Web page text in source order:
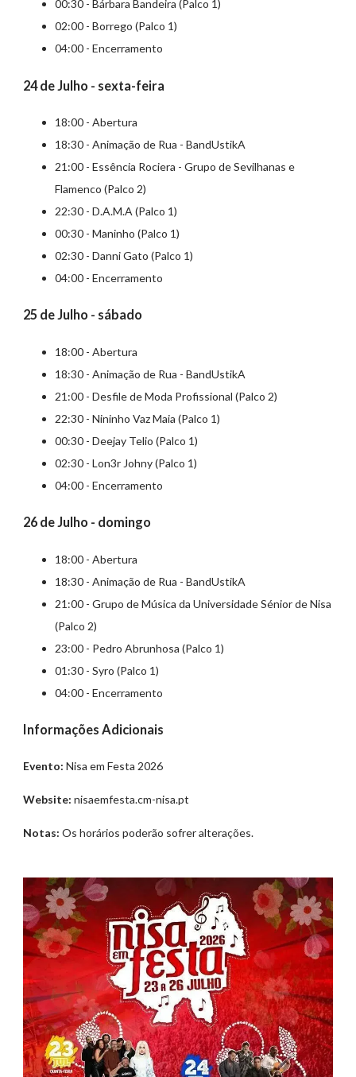
00:30 - Bárbara Bandeira (Palco 1)
02:00 - Borrego (Palco 1)
04:00 - Encerramento
24 de Julho - sexta-feira
18:00 - Abertura
18:30 - Animação de Rua - BandUstikA
21:00 - Essência Rociera - Grupo de Sevilhanas e
Flamenco (Palco 2)
22:30 - D.A.M.A (Palco 1)
00:30 - Maninho (Palco 1)
02:30 - Danni Gato (Palco 1)
04:00 - Encerramento
25 de Julho - sábado
18:00 - Abertura
18:30 - Animação de Rua - BandUstikA
21:00 - Desfile de Moda Profissional (Palco 2)
22:30 - Nininho Vaz Maia (Palco 1)
00:30 - Deejay Telio (Palco 1)
02:30 - Lon3r Johny (Palco 1)
04:00 - Encerramento
26 de Julho - domingo
18:00 - Abertura
18:30 - Animação de Rua - BandUstikA
21:00 - Grupo de Música da Universidade Sénior de Nisa
(Palco 2)
23:00 - Pedro Abrunhosa (Palco 1)
01:30 - Syro (Palco 1)
04:00 - Encerramento
Informações Adicionais
Evento: Nisa em Festa 2026
Website: nisaemfesta.cm-nisa.pt
Notas: Os horários poderão sofrer alterações.